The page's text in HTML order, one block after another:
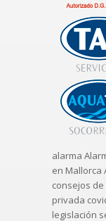
alarma
en Mallorca
consejos
privada
legislación